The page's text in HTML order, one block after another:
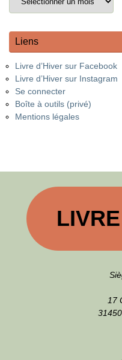
Liens
Livre d’Hiver sur Facebook
Livre d’Hiver sur Instagram
Se connecter
Boîte à outils (privé)
Mentions légales
17